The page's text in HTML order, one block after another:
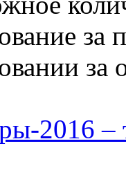
за
за
2016 –